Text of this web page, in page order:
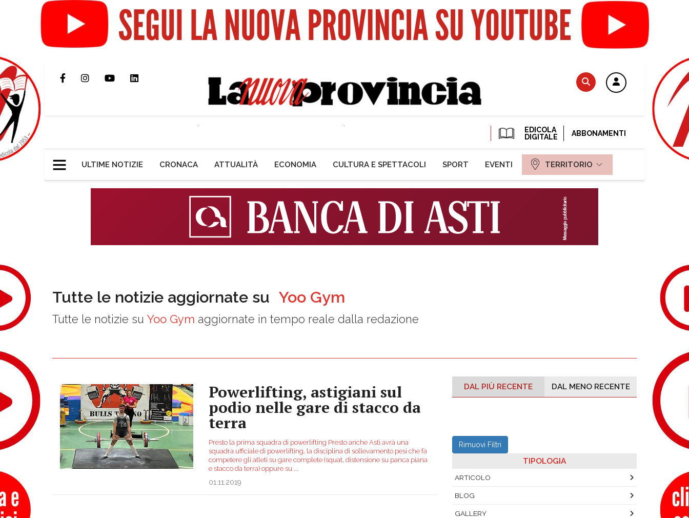
EDICOLA
DIGITALE
ABBONAMENTI
ULTIME NOTIZIE CRONACA ATTUALITÀ ECONOMIA CULTURA E SPETTACOLI SPORT EVENTI TERRITORIO
Tutte le notizie aggiornate su Yoo Gym
Tutte le notizie su Yoo Gym aggiornate in tempo reale dalla redazione
Powerlifting, astigiani sul
podio nelle gare di stacco da
terra
Presto la prima squadra di powerlifting Presto anche Asti avrà una
squadra ufficiale di powerlifting, la disciplina di sollevamento pesi che fa
competere gli atleti su gare complete (squat, distensione su panca piana
e stacco da terra) oppure su
01.11.2019
DAL PIÙ RECENTE DAL MENO RECENTE
Rimuovi Filtri
TIPOLOGIA
ARTICOLO
BLOG
GALLERY